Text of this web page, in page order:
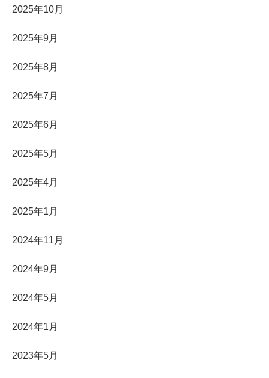
2025年10月
2025年9月
2025年8月
2025年7月
2025年6月
2025年5月
2025年4月
2025年1月
2024年11月
2024年9月
2024年5月
2024年1月
2023年5月